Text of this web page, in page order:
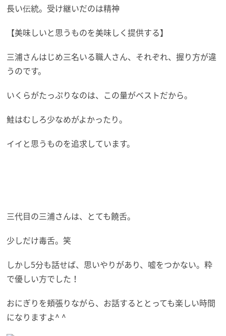
長い伝統。受け継いだのは精神
【美味しいと思うものを美味しく提供する】
三浦さんはじめ三名いる職人さん、それぞれ、握り方が違
うのです。
いくらがたっぷりなのは、この量がベストだから。
鮭はむしろ少なめがよかったり。
イイと思うものを追求しています。
三代目の三浦さんは、とても饒舌。
少しだけ毒舌。笑
しかし5分も話せば、思いやりがあり、嘘をつかない。粋
で優しい方でした！
おにぎりを頬張りながら、お話するととっても楽しい時間
になりますよ^ ^